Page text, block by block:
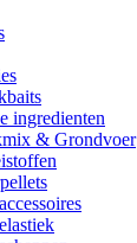
ingredienten
& Grondvoer